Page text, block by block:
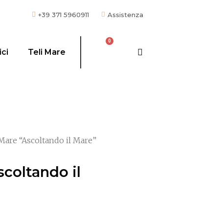
+39 371 5960911 Assistenza
Teli Mare
“Ascoltando il Mare”
il